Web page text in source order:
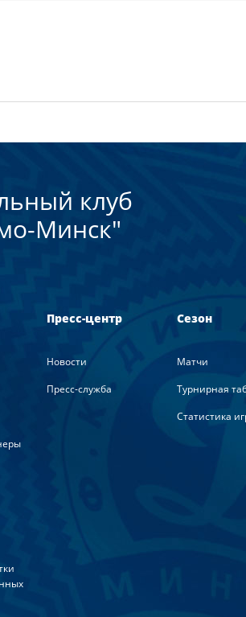
клуб
Минск"
Пресс-центр
Новости
Пресс-служба
Сезон
Матчи
Турнирная
Статистика